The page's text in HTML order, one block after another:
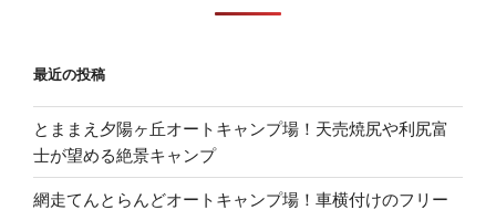
最近の投稿
とままえ夕陽ヶ丘オートキャンプ場！天売焼尻や利尻富
士が望める絶景キャンプ
網走てんとらんどオートキャンプ場！車横付けのフリー